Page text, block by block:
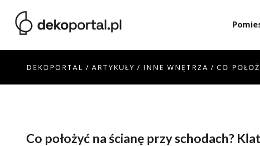
DEKOPORTAL / ARTYKUŁY / INNE WNĘTRZA / CO
Co położyć na ścianę przy schodach?